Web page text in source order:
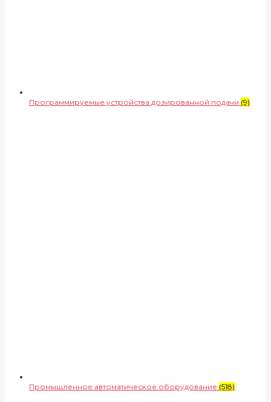
Программируемые устройства дозированной подачи (9)
Промышленное автоматическое оборудование (518)